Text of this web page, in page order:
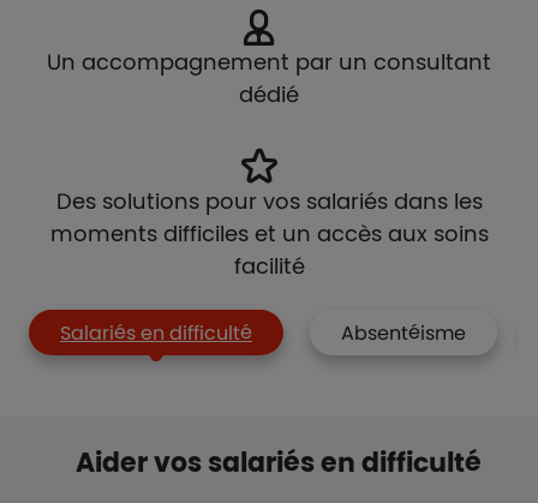
Un accompagnement par un consultant
dédié
Des solutions pour vos salariés dans les
moments difficiles et un accès aux soins
facilité
Salariés en difficulté Absentéisme
Aider vos salariés en difficulté